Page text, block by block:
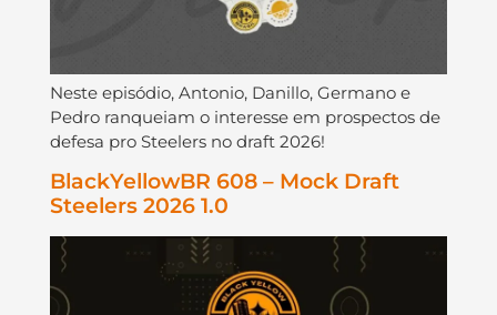
Neste episódio, Antonio, Danillo, Germano e
Pedro ranqueiam o interesse em prospectos de
defesa pro Steelers no draft 2026!
BlackYellowBR 608 – Mock Draft
Steelers 2026 1.0